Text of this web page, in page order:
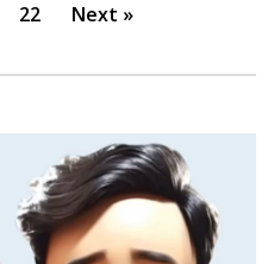
22 Next »